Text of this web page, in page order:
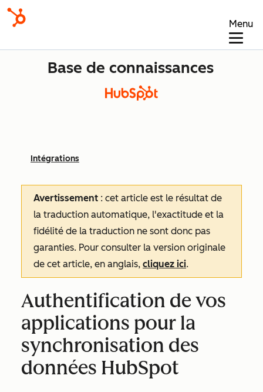
Menu
Base de connaissances
Intégrations
Avertissement : cet article est le résultat de
la traduction automatique, l'exactitude et la
fidélité de la traduction ne sont donc pas
garanties. Pour consulter la version originale
de cet article, en anglais, cliquez ici.
Authentification de vos
applications pour la
synchronisation des
données HubSpot